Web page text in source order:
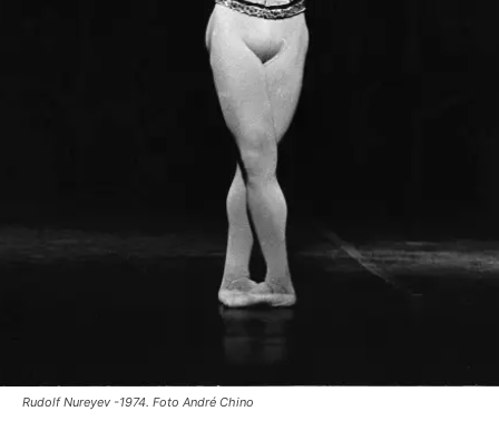
Rudolf Nureyev -1974. Foto André Chino